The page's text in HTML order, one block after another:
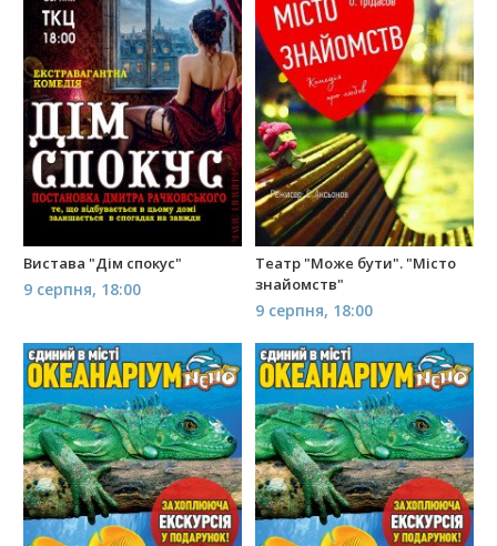
Вистава "Дім спокус"
9 серпня, 18:00
Театр "Може бути". "Місто
знайомств"
9 серпня, 18:00